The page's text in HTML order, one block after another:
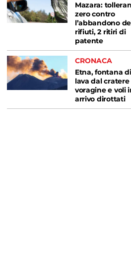
Mazara:
zero contro
l’abbandono
rifiuti, 2 ritiri di
patente
CRONACA
Etna, fontana di
lava dal cratere
voragine e voli
arrivo dirottati